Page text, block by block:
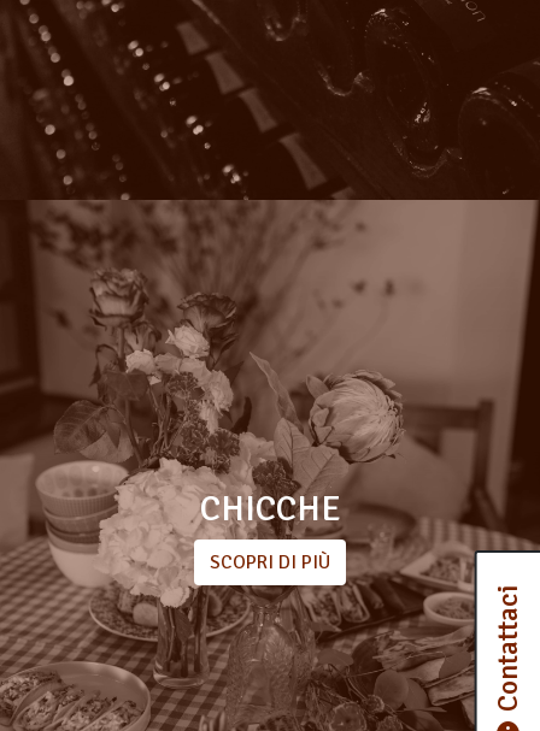
CHICCHE
SCOPRI DI PIÙ
Contattaci